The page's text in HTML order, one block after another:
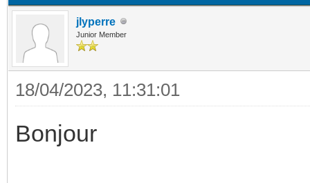
jlyperre
Junior Member
18/04/2023, 11:31:01
Bonjour